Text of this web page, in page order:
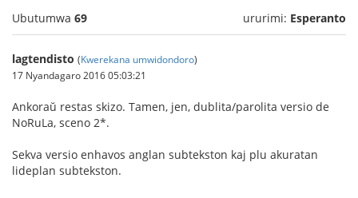
Ubutumwa 69 ururimi: Esperanto
lagtendisto (Kwerekana umwidondoro)
17 Nyandagaro 2016 05:03:21
Ankoraŭ restas skizo. Tamen, jen, dublita/parolita versio de
NoRuLa, sceno 2*.
Sekva versio enhavos anglan subtekston kaj plu akuratan
lideplan subtekston.